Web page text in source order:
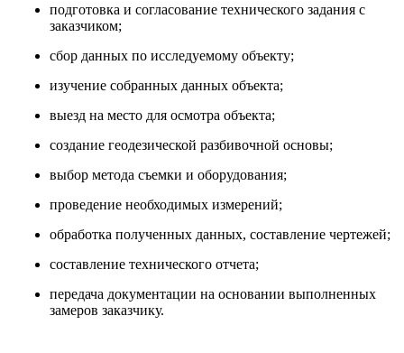
подготовка и согласование технического задания с
заказчиком;
сбор данных по исследуемому объекту;
изучение собранных данных объекта;
выезд на место для осмотра объекта;
создание геодезической разбивочной основы;
выбор метода съемки и оборудования;
проведение необходимых измерений;
обработка полученных данных, составление чертежей;
составление технического отчета;
передача документации на основании выполненных
замеров заказчику.